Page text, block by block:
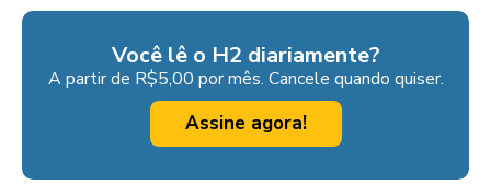
Você lê o H2 diariamente?
A partir de R$5,00 por mês. Cancele quando quiser.
Assine agora!